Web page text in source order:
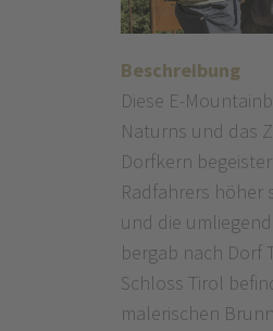
Beschreibung
Diese E-
Naturns und das
Dorfkern
Radfahrers höher
und die
bergab nach Dorf
Schloss Tirol
malerischen